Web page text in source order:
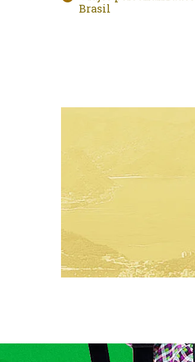
Brasil